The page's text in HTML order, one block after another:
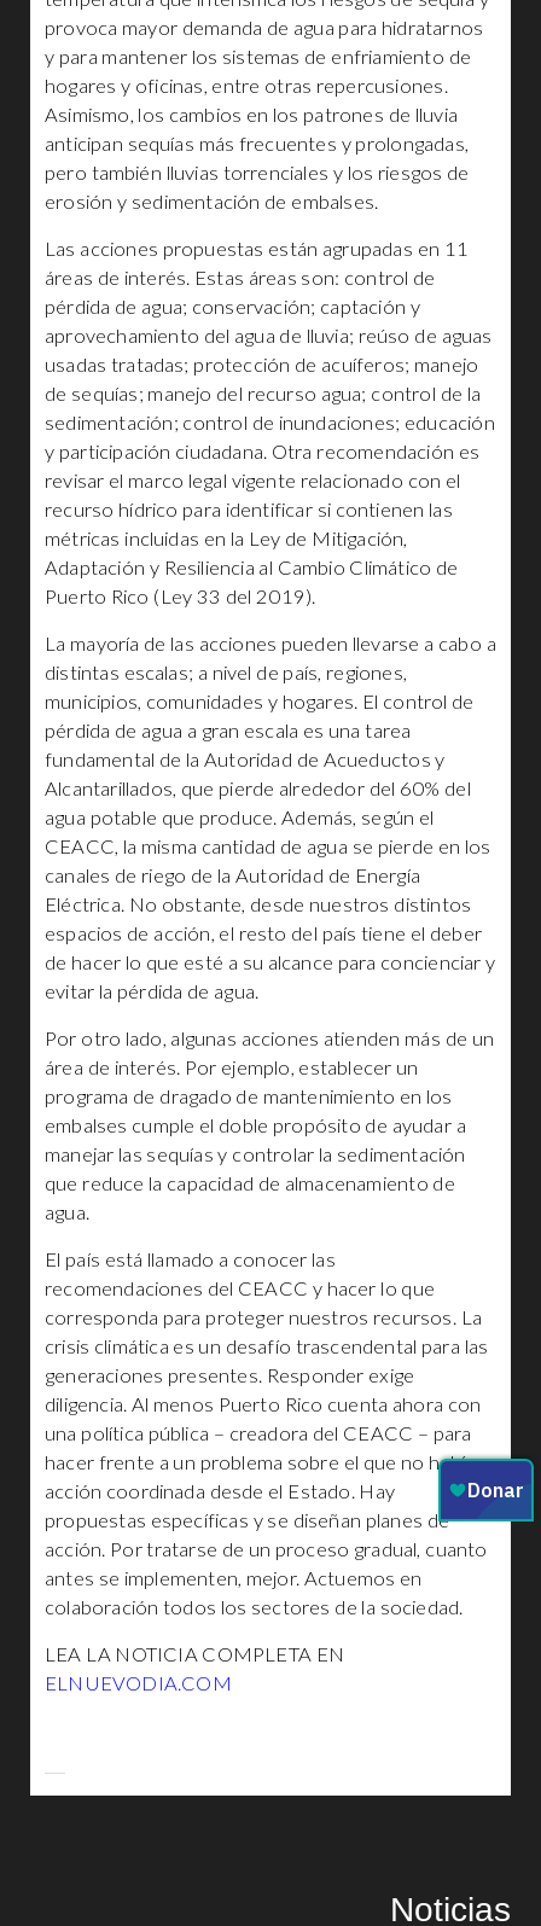
provoca mayor demanda de agua para hidratarnos
y para mantener los sistemas de enfriamiento de
hogares y oficinas, entre otras repercusiones.
Asimismo, los cambios en los patrones de lluvia
anticipan sequías más frecuentes y prolongadas,
pero también lluvias torrenciales y los riesgos de
erosión y sedimentación de embalses.
Las acciones propuestas están agrupadas en 11
áreas de interés. Estas áreas son: control de
pérdida de agua; conservación; captación y
aprovechamiento del agua de lluvia; reúso de aguas
usadas tratadas; protección de acuíferos; manejo
de sequías; manejo del recurso agua; control de la
sedimentación; control de inundaciones; educación
y participación ciudadana. Otra recomendación es
revisar el marco legal vigente relacionado con el
recurso hídrico para identificar si contienen las
métricas incluidas en la Ley de Mitigación,
Adaptación y Resiliencia al Cambio Climático de
Puerto Rico (Ley 33 del 2019).
La mayoría de las acciones pueden llevarse a cabo a
distintas escalas; a nivel de país, regiones,
municipios, comunidades y hogares. El control de
pérdida de agua a gran escala es una tarea
fundamental de la Autoridad de Acueductos y
Alcantarillados, que pierde alrededor del 60% del
agua potable que produce. Además, según el
CEACC, la misma cantidad de agua se pierde en los
canales de riego de la Autoridad de Energía
Eléctrica. No obstante, desde nuestros distintos
espacios de acción, el resto del país tiene el deber
de hacer lo que esté a su alcance para concienciar y
evitar la pérdida de agua.
Por otro lado, algunas acciones atienden más de un
área de interés. Por ejemplo, establecer un
programa de dragado de mantenimiento en los
embalses cumple el doble propósito de ayudar a
manejar las sequías y controlar la sedimentación
que reduce la capacidad de almacenamiento de
agua.
El país está llamado a conocer las
recomendaciones del CEACC y hacer lo que
corresponda para proteger nuestros recursos. La
crisis climática es un desafío trascendental para las
generaciones presentes. Responder exige
diligencia. Al menos Puerto Rico cuenta ahora con
una política pública – creadora del CEACC – para
hacer frente a un problema sobre el que no había
acción coordinada desde el Estado. Hay
propuestas específicas y se diseñan planes de
acción. Por tratarse de un proceso gradual, cuanto
antes se implementen, mejor. Actuemos en
colaboración todos los sectores de la sociedad.
LEA LA NOTICIA COMPLETA EN
ELNUEVODIA.COM
Noticias